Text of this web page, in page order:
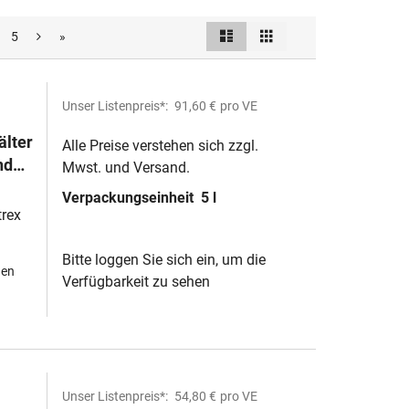
5 » Ansicht
Unser Listenpreis*: 91,60 € pro VE
Alle Preise verstehen sich zzgl.
Mwst. und Versand.
Verpackungseinheit 5 l
Bitte loggen Sie sich ein, um die
Verfügbarkeit zu sehen
Unser Listenpreis*: 54,80 € pro VE